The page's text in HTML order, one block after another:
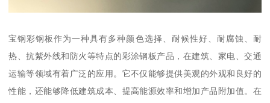
宝钢彩钢板作为一种具有多种颜色选择、耐候性好、耐腐蚀、耐
热、抗紫外线和防火等特点的彩涂钢板产品，在建筑、家电、交通
运输等领域有着广泛的应用。它不仅能够提供美观的外观和良好的
性能，还能够降低建筑成本、提高能源效率和增加产品附加值。在